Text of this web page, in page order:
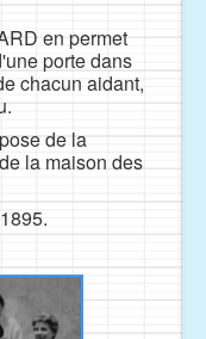
en permet
porte dans
chacun aidant,
de la
la maison des